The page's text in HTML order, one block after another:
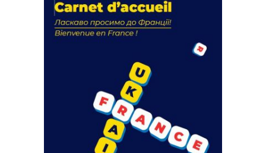
actions
18 septembre 2023
FEUILLETER